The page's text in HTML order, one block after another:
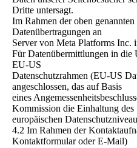
Dritte untersagt.
Im Rahmen der oben
Datenübertragungen an
Server von Meta Platforms Inc.
Für Datenübermittlungen in die
EU-US
Datenschutzrahmen (EU-US
angeschlossen, das auf Basis
eines
Kommission die Einhaltung des
europäischen
4.2 Im Rahmen der
Kontaktformular oder E-Mail)